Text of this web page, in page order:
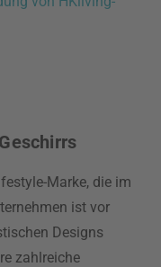
Marke, die im
ist vor
Designs
zahlreiche